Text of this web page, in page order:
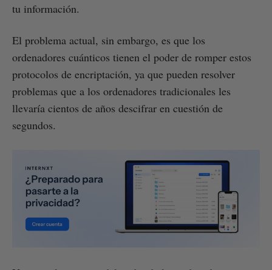
tu información.
El problema actual, sin embargo, es que los
ordenadores cuánticos tienen el poder de romper estos
protocolos de encriptación, ya que pueden resolver
problemas que a los ordenadores tradicionales les
llevaría cientos de años descifrar en cuestión de
segundos.